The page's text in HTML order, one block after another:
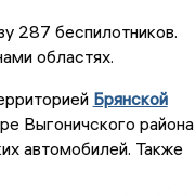
287 беспилотников.
областях.
Брянской
Выгоничского района
автомобилей. Также